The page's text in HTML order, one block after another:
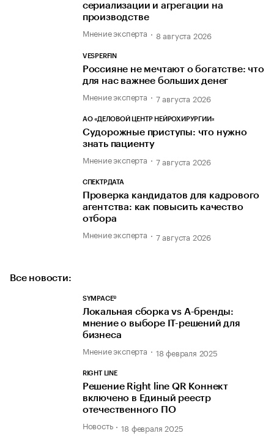
сериализации и агрегации на
производстве
Мнение эксперта 8 августа 2026
VESPERFIN
Россияне не мечтают о богатстве: что
для нас важнее больших денег
Мнение эксперта 7 августа 2026
АО «ДЕЛОВОЙ ЦЕНТР НЕЙРОХИРУРГИИ»
Судорожные приступы: что нужно
знать пациенту
Мнение эксперта 7 августа 2026
СПЕКТРДАТА
Проверка кандидатов для кадрового
агентства: как повысить качество
отбора
Мнение эксперта 7 августа 2026
Все новости:
SYMPACE®
Локальная сборка vs A-бренды:
мнение о выборе IT-решений для
бизнеса
Мнение эксперта 18 февраля 2025
RIGHT LINE
Решение Right line QR Коннект
включено в Единый реестр
отечественного ПО
Новость 18 февраля 2025